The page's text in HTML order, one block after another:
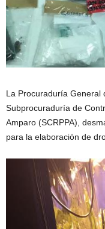
La Procuraduría General
Subprocuraduría de
Amparo (SCRPPA),
para la elaboración de